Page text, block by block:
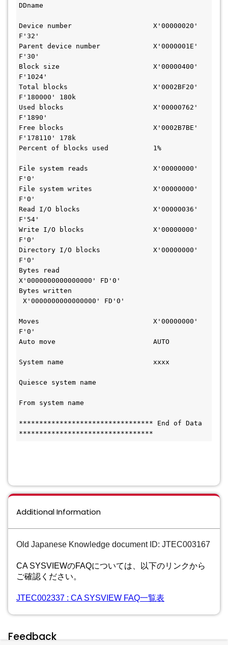
DDname
Device number                    X'00000020'
F'32'
Parent device number             X'0000001E'
F'30'
Block size                       X'00000400'
F'1024'
Total blocks                     X'0002BF20'
F'180000' 180k
Used blocks                      X'00000762'
F'1890'
Free blocks                      X'0002B7BE'
F'178110' 178k
Percent of blocks used           1%
File system reads                X'00000000'
F'0'
File system writes               X'00000000'
F'0'
Read I/O blocks                  X'00000036'
F'54'
Write I/O blocks                 X'00000000'
F'0'
Directory I/O blocks             X'00000000'
F'0'
Bytes read
X'0000000000000000' FD'0'
Bytes written
X'0000000000000000' FD'0'
Moves                            X'00000000'
F'0'
Auto move                        AUTO
System name                      xxxx
Quiesce system name
From system name
********************************* End of Data
*********************************
Additional Information
Old Japanese Knowledge document ID: JTEC003167
CA SYSVIEWのFAQについては、以下のリンクから
ご確認ください。
JTEC002337 : CA SYSVIEW FAQ一覧表
Feedback